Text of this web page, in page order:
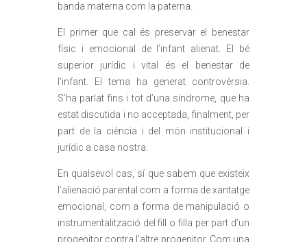
banda materna com la paterna.
El primer que cal és preservar el benestar
físic i emocional de l’infant alienat. El bé
superior jurídic i vital és el benestar de
l’infant. El tema ha generat controvèrsia.
S’ha parlat fins i tot d’una síndrome, que ha
estat discutida i no acceptada, finalment, per
part de la ciència i del món institucional i
jurídic a casa nostra.
En qualsevol cas, sí que sabem que existeix
l’alienació parental com a forma de xantatge
emocional, com a forma de manipulació o
instrumentalització del fill o filla per part d’un
progenitor contra l’altre progenitor. Com una